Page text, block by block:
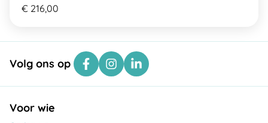
€ 216,00
Volg ons op
Voor wie